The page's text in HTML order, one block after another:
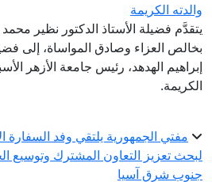
والدته الكريمة
يتقدَّم فضيلة الأستاذ الدكتور نظير
بخالص العزاء وصادق المواساة، إلى
إبراهيم الهدهد، رئيس جامعة الأزهر
الكريمة.
مفتي الجمهورية يلتقي وفد السفارة
لبحث تعزيز التعاون المشترك وتوسيع
جنوب شرق آسيا